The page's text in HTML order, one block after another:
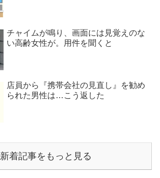
チャイムが鳴り、画面には見覚えのな
い高齢女性が。用件を聞くと
店員から『携帯会社の見直し』を勧め
られた男性は…こう返した
新着記事をもっと見る